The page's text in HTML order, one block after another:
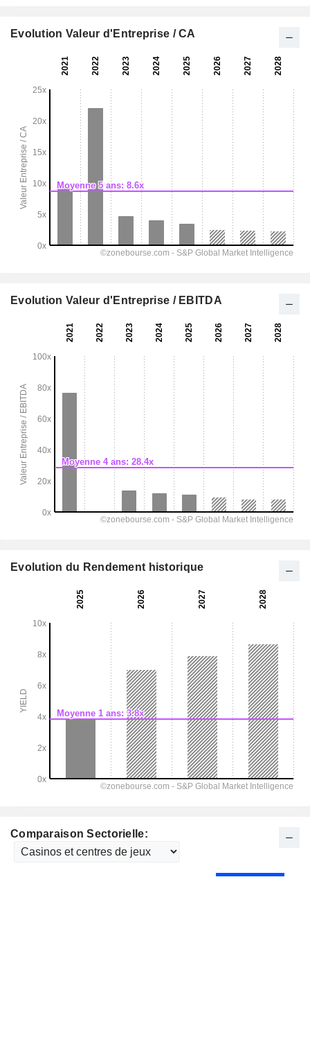
Comparaison Sectorielle:
Evolution Valeur d'Entreprise / CA
Evolution Valeur d'Entreprise / EBITDA
Evolution du Rendement historique